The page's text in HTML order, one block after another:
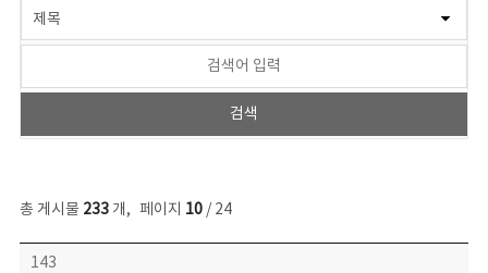
총 게시물 233개, 페이지 10/ 24
보도자료 목록 - 번호, 제목, 작성자, 파일, 조회수, 작성일 정보 제공
143